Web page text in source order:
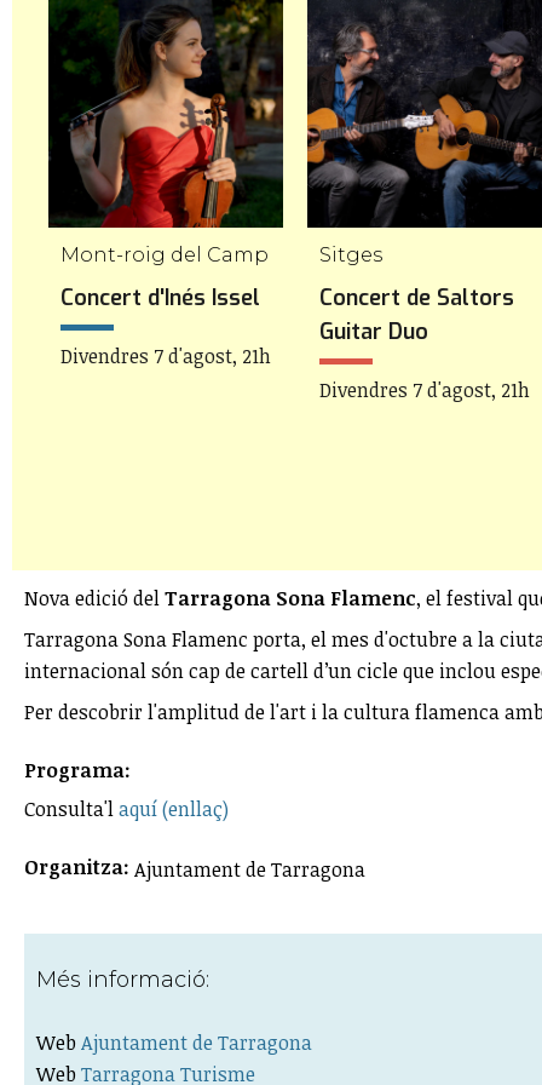
Mont-roig del Camp
Concert d'Inés Issel
Divendres 7 d'agost, 21h
Sitges
Concert de Saltors
Guitar Duo
Divendres 7 d'agost, 21h
Nova edició delTarragona Sona Flamenc, el festival
Tarragona Sona Flamenc porta, el mes d'octubre a la
internacional són cap de cartell d’un cicle que inclou
Per descobrir l'amplitud de l'art i la cultura flamenca
Programa:
Consulta'laquí (enllaç)
Organitza: Ajuntament de Tarragona
Més informació:
Web Ajuntament de Tarragona
Web Tarragona Turisme